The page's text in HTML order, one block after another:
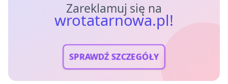
Zareklamuj się na
wrotatarnowa.pl!
SPRAWDŹ SZCZEGÓŁY